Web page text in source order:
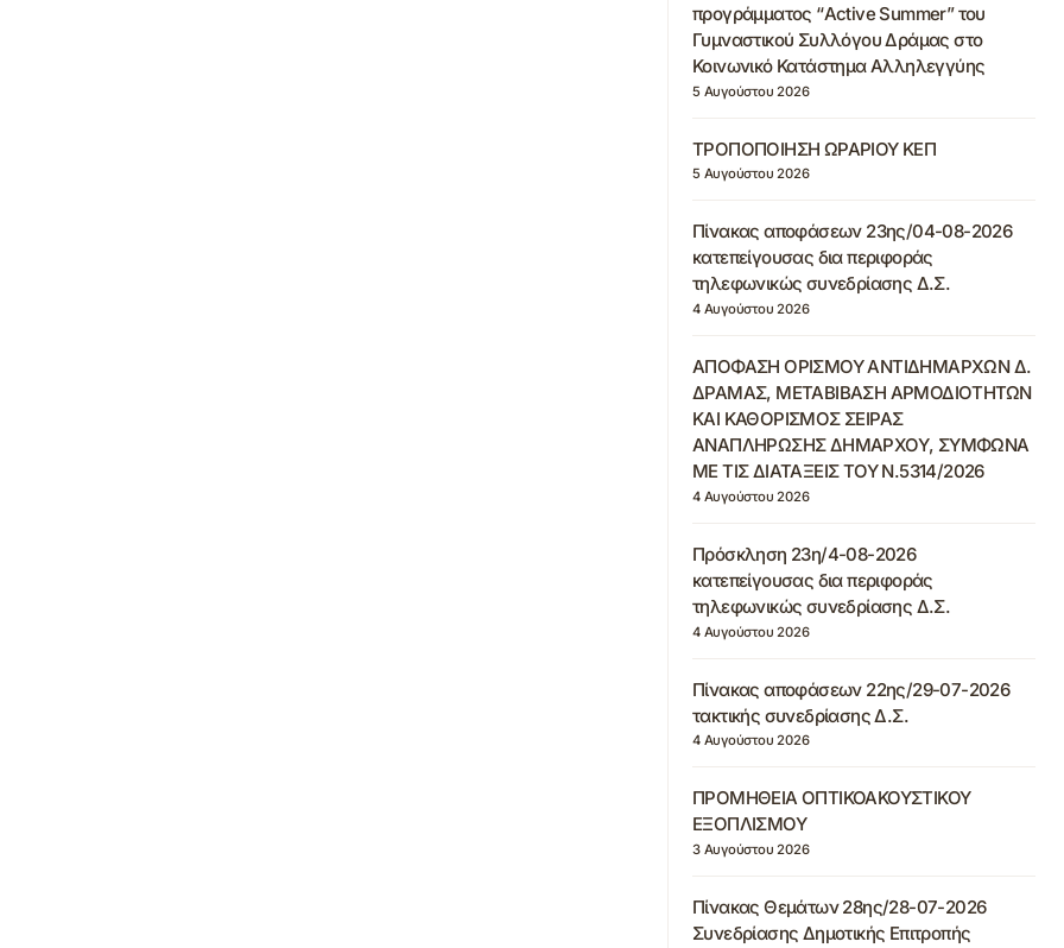
προγράμματος “Active Summer” του
Γυμναστικού Συλλόγου Δράμας στο
Κοινωνικό Κατάστημα Αλληλεγγύης
5 Αυγούστου 2026
ΤΡΟΠΟΠΟΙΗΣΗ ΩΡΑΡΙΟΥ ΚΕΠ
5 Αυγούστου 2026
Πίνακας αποφάσεων 23ης/04-08-2026
κατεπείγουσας δια περιφοράς
τηλεφωνικώς συνεδρίασης Δ.Σ.
4 Αυγούστου 2026
ΑΠΟΦΑΣΗ ΟΡΙΣΜΟΥ ΑΝΤΙΔΗΜΑΡΧΩΝ Δ.
ΔΡΑΜΑΣ, ΜΕΤΑΒΙΒΑΣΗ ΑΡΜΟΔΙΟΤΗΤΩΝ
ΚΑΙ ΚΑΘΟΡΙΣΜΟΣ ΣΕΙΡΑΣ
ΑΝΑΠΛΗΡΩΣΗΣ ΔΗΜΑΡΧΟΥ, ΣΥΜΦΩΝΑ
ΜΕ ΤΙΣ ΔΙΑΤΑΞΕΙΣ ΤΟΥ Ν.5314/2026
4 Αυγούστου 2026
Πρόσκληση 23η/4-08-2026
κατεπείγουσας δια περιφοράς
τηλεφωνικώς συνεδρίασης Δ.Σ.
4 Αυγούστου 2026
Πίνακας αποφάσεων 22ης/29-07-2026
τακτικής συνεδρίασης Δ.Σ.
4 Αυγούστου 2026
ΠΡΟΜΗΘΕΙΑ ΟΠΤΙΚΟΑΚΟΥΣΤΙΚΟΥ
ΕΞΟΠΛΙΣΜΟΥ
3 Αυγούστου 2026
Πίνακας Θεμάτων 28ης/28-07-2026
Συνεδρίασης Δημοτικής Επιτροπής